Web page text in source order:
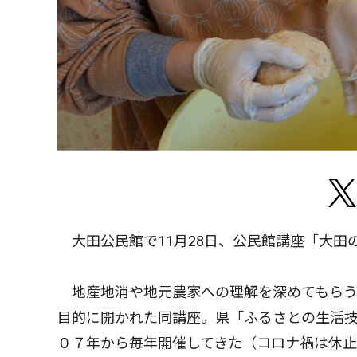
大田公民館で11月28日、公民館講座「大田
地産地消や地元農家への理解を深めてもら
目的に開かれた同講座。県「ふるさとの生活
０７年から毎年開催してきた（コロナ禍は休